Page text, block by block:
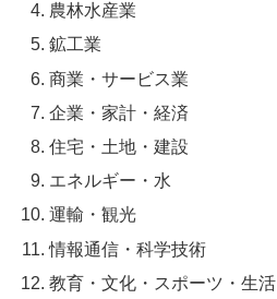
農林水産業
鉱工業
商業・サービス業
企業・家計・経済
住宅・土地・建設
エネルギー・水
運輸・観光
情報通信・科学技術
教育・文化・スポーツ・生活